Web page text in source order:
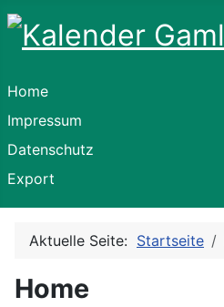
Home
Impressum
Datenschutz
Export
Aktuelle Seite: Startseite
Home